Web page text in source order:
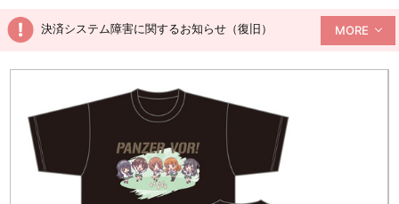
決済システム障害に関するお知らせ（復旧） MORE